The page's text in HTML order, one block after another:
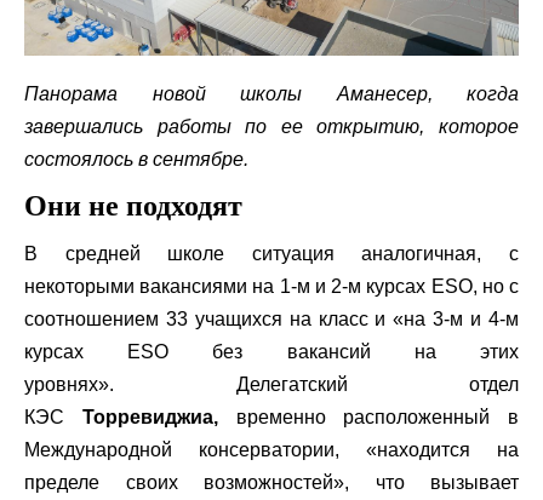
Панорама новой школы Аманесер, когда
завершались работы по ее открытию, которое
состоялось в сентябре.
Они не подходят
В средней школе ситуация аналогичная, с
некоторыми вакансиями на 1-м и 2-м курсах ESO, но с
соотношением 33 учащихся на класс и «на 3-м и 4-м
курсах ESO без вакансий на этих
уровнях». Делегатский отдел
КЭС Торревиджиа,временно расположенный в
Международной консерватории, «находится на
пределе своих возможностей», что вызывает